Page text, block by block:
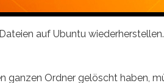
auf Ubuntu wiederherstellen.
ganzen Ordner gelöscht haben,